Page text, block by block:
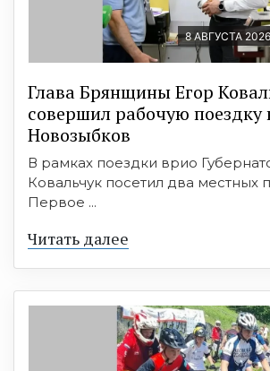
8 АВГУСТА
Глава Брянщины Егор
совершил рабочую поездку
Новозыбков
В рамках поездки врио
Ковальчук посетил два местных
Первое ...
Читать далее